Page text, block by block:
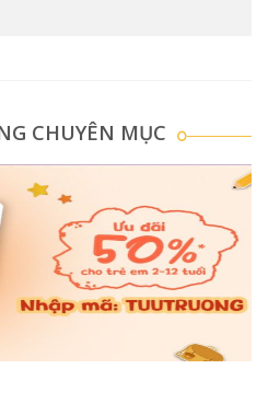
CHUYÊN MỤC